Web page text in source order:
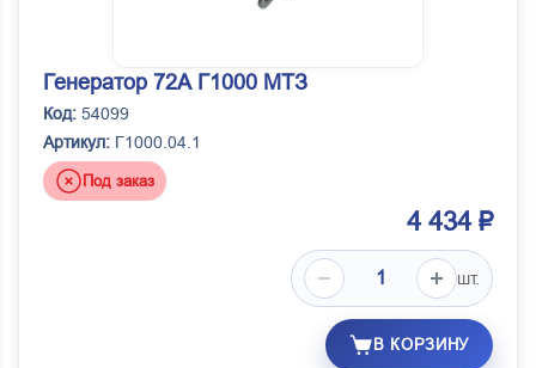
Генератор 72А Г1000 МТЗ
Код: 54099
Артикул: Г1000.04.1
Под заказ
4 434 ₽
шт.
В КОРЗИНУ